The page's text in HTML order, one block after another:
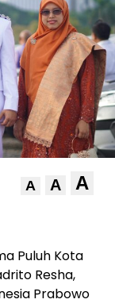
A A A
Puluh Kota
Resha,
Prabowo